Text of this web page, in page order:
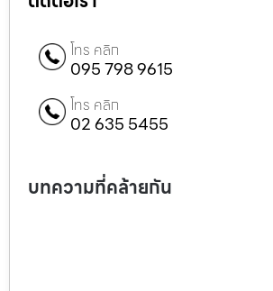
โทร คลิก
095 798 9615
โทร คลิก
02 635 5455
บทความที่คล้ายกัน